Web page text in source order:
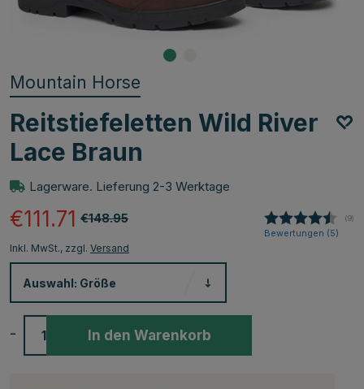
Mountain Horse
Reitstiefeletten Wild River
Lace Braun
Lagerware. Lieferung 2-3 Werktage
€148.95
€111.71 (9)
Bewertungen (5)
Inkl. MwSt., zzgl. Versand
Auswahl: Größe
- In den Warenkorb